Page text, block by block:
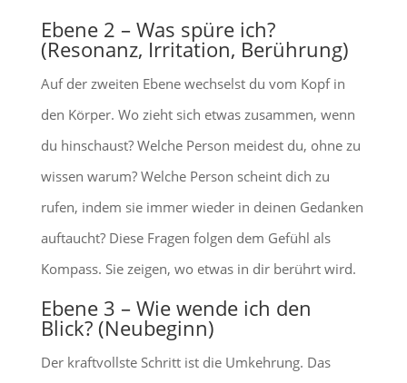
Ebene 2 – Was spüre ich?
(Resonanz, Irritation, Berührung)
Auf der zweiten Ebene wechselst du vom Kopf in
den Körper. Wo zieht sich etwas zusammen, wenn
du hinschaust? Welche Person meidest du, ohne zu
wissen warum? Welche Person scheint dich zu
rufen, indem sie immer wieder in deinen Gedanken
auftaucht? Diese Fragen folgen dem Gefühl als
Kompass. Sie zeigen, wo etwas in dir berührt wird.
Ebene 3 – Wie wende ich den
Blick? (Neubeginn)
Der kraftvollste Schritt ist die Umkehrung. Das